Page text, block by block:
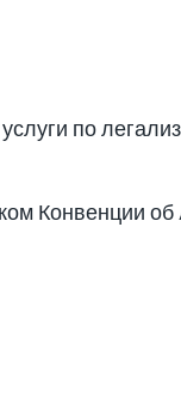
по
Конвенции об